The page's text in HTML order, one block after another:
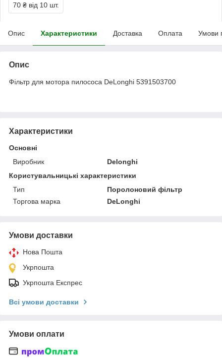
70 ₴ від 10 шт.
Опис Характеристики Доставка Оплата Умови
Опис
Фільтр для мотора пилососа DeLonghi 5391503700
Характеристики
Основні
Виробник
Delonghi
Користувальницькі характеристики
Тип
Поролоновий фільтр
Торгова марка
DeLonghi
Умови доставки
Нова Пошта
Укрпошта
Укрпошта Експрес
Всі умови доставки
Умови оплати